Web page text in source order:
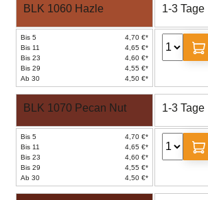
BLK 1060 Hazle 1-3 Tage
Bis 5
4,70 €*
Bis 11
4,65 €*
Bis 23
4,60 €*
Bis 29
4,55 €*
Ab 30
4,50 €*
BLK 1070 Pecan Nut 1-3 Tage
Bis 5
4,70 €*
Bis 11
4,65 €*
Bis 23
4,60 €*
Bis 29
4,55 €*
Ab 30
4,50 €*